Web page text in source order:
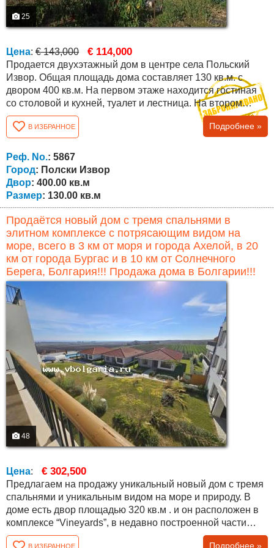
25
Цена: € 143,000 € 114,000
Продается двухэтажный дом в центре села Польский
Извор. Общая площадь дома составляет 130 кв.м. с
двором 400 кв.м. На первом этаже находится гостиная
со столовой и кухней, туалет и лестница. На втором
этаже имеются две спальни и ванная комната с
туалетом. Весь дом снаружи гидроизолирован,
отапливается камином с водяной рубашкой и
радиаторами, санитарные узлы подключены к
центральной канализации. Во дворе также
установлена...
В ИЗБРАННОЕ Подробнее »
Реф. No.: 5867
Город: Полски Извор
Двор: 400.00 кв.м
Размер: 130.00 кв.м
Продаётся новый дом с тремя спальнями в
элитном комплексе с потрясающим видом на
море, всего в 3 км от моря и города Ахелой, в 20
км от города Бургас и в 10 км от Солнечного
Берега, Болгария!!! Продажа дома в Болгарии!!!
48
Цена: € 302,500
Предлагаем на продажу уникальный новый дом с тремя
спальнями и уникальным видом на море и природу. В
доме есть двор площадью 320 кв.м . и он расположен в
комплексе “Vineyards”, в недавно построенной части
“Panorama Vineyards”. Общая площадь дома составляет
В ИЗБРАННОЕ Подробнее »